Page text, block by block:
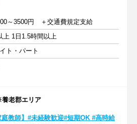
～3500円 ＋交通費規定支給
上 1日1.5時間以上
ト・パート
老郡エリア
庭教師】#未経験歓迎#短期OK #高時給